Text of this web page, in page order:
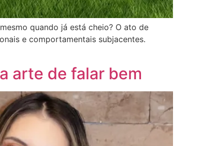
quando já está cheio? O ato de
e comportamentais subjacentes.
arte de falar bem